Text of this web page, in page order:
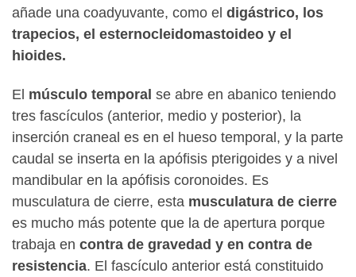
añade una coadyuvante, como el digástrico, los
trapecios, el esternocleidomastoideo y el
hioides.
El músculo temporal se abre en abanico teniendo
tres fascículos (anterior, medio y posterior), la
inserción craneal es en el hueso temporal, y la parte
caudal se inserta en la apófisis pterigoides y a nivel
mandibular en la apófisis coronoides. Es
musculatura de cierre, esta musculatura de cierre
es mucho más potente que la de apertura porque
trabaja en contra de gravedad y en contra de
resistencia. El fascículo anterior está constituido